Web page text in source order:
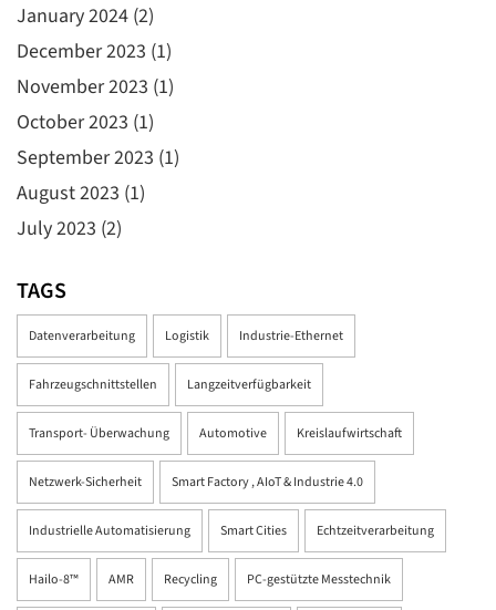
January 2024 (2)
December 2023 (1)
November 2023 (1)
October 2023 (1)
September 2023 (1)
August 2023 (1)
July 2023 (2)
TAGS
Datenverarbeitung Logistik Industrie-Ethernet
Fahrzeugschnittstellen Langzeitverfügbarkeit
Transport- Überwachung Automotive Kreislaufwirtschaft
Netzwerk-Sicherheit Smart Factory , AIoT & Industrie 4.0
Industrielle Automatisierung Smart Cities Echtzeitverarbeitung
Hailo-8™ AMR Recycling PC-gestützte Messtechnik